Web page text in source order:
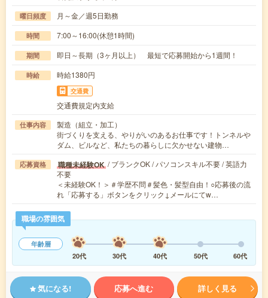
曜日頻度 月～金／週5日勤務
時間 7:00～16:00(休憩1時間)
期間 即日～長期（3ヶ月以上） 最短で応募開始から1週間！
時給 時給1380円
交通費
交通費規定内支給
仕事内容
製造（組立・加工）
街づくりを支える、やりがいのあるお仕事です！トンネルや
ダム、ビルなど、私たちの暮らしに欠かせない建物…
応募資格 職種未経験OK / ブランクOK / パソコンスキル不要 / 英語力
不要
＜未経験OK！＞＃学歴不問＃髪色・髪型自由！○応募後の流
れ「応募する」ボタンをクリック↓メールにてw…
職場の雰囲気
年齢層
20代
30代 40代 50代 60代
気になる! 応募へ進む 詳しく見る